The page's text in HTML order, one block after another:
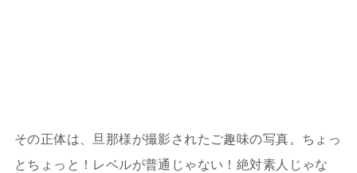
その正体は、旦那様が撮影されたご趣味の写真。ちょっ
とちょっと！レベルが普通じゃない！絶対素人じゃな